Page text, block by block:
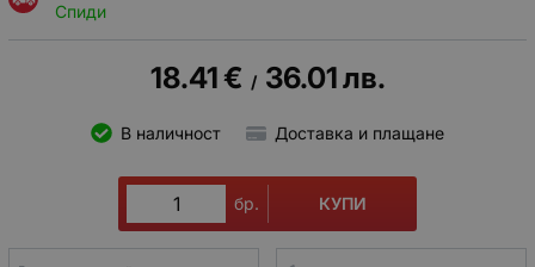
Спиди
18.41€ / 36.01лв.
В наличност Доставка и плащане
бр. КУПИ